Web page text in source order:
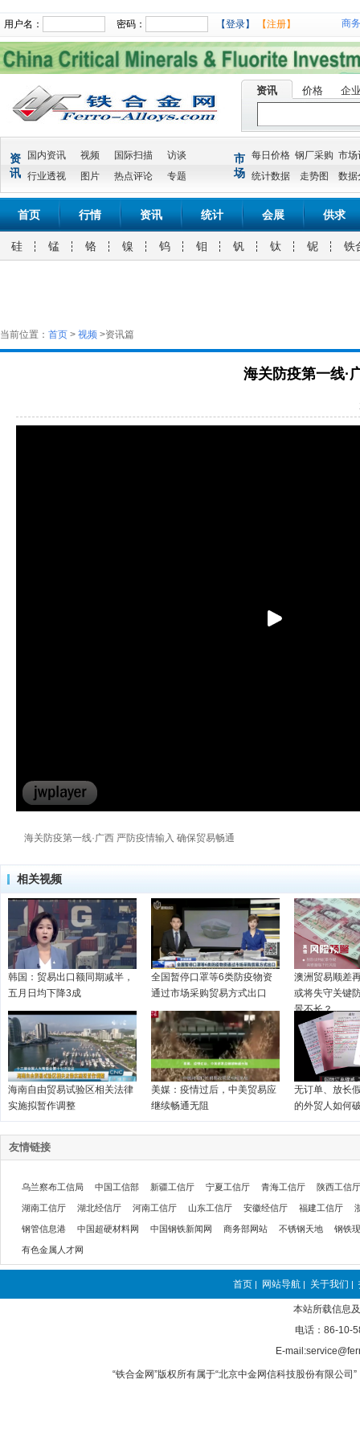
用户名： 密码： 【登录】 【注册】 商
资讯 价格 企
资
讯
国内资讯 视频 国际扫描
访谈
行业透视
图片 热点评论 专题
市
场
每日价格 钢厂采购 市场
统计数据
走势图 数据
首页 行情 资讯 统计 会展 供求
硅 锰 铬 镍 钨 钼 钒 钛 铌 铁
当前位置： 首页 > 视频 >资讯篇
海关防疫第一线·
海关防疫第一线·广西 严防疫情输入 确保贸易畅通
相关视频
韩国：贸易出口额同期减半，
五月日均下降3成
全国暂停口罩等6类防疫物资
通过市场采购贸易方式出口
澳洲贸易顺差
或将失守关键
景不长？
海南自由贸易试验区相关法律
实施拟暂作调整
美媒：疫情过后，中美贸易应
继续畅通无阻
无订单、放长
的外贸人如何
友情链接
乌兰察布工信局 中国工信部 新疆工信厅 宁夏工信厅 青海工信厅 陕西工信厅
湖南工信厅 湖北经信厅 河南工信厅 山东工信厅 安徽经信厅 福建工信厅
钢管信息港 中国超硬材料网 中国钢铁新闻网 商务部网站 不锈钢天地 钢铁
有色金属人才网
首页 | 网站导航 | 关于我们 |
本站所载信息
电话：86-10-
E-
“铁合金网”版权所有属于“北京中金网信科技股份有限公司